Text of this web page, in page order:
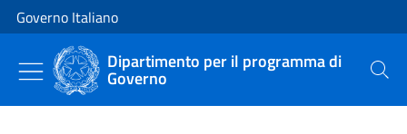
Vai al contenuto
Vai alla navigazione del sito
Governo Italiano
Dipartimento per il programma di
Governo Cerca